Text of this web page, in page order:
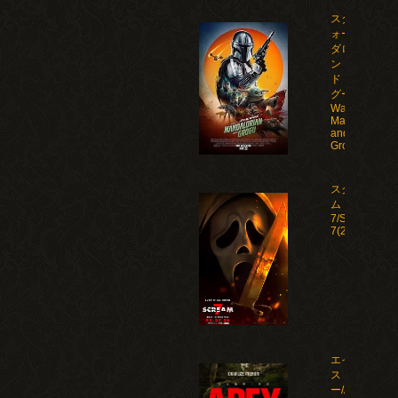
スター・ウ
ォーズ マン
ダロリア
ン・アン
ド・グロー
グー/Star
Wars: The
Mandalorian
and
Grogu(2026)
スクリー
ム
7/Scream
7(2026)
エイペック
ス・プレデタ
ー/